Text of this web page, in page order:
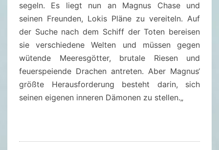
D
A
I
segeln. Es liegt nun an Magnus Chase und
seinen Freunden, Lokis Pläne zu vereiteln. Auf
der Suche nach dem Schiff der Toten bereisen
sie verschiedene Welten und müssen gegen
wütende Meeresgötter, brutale Riesen und
feuerspeiende Drachen antreten. Aber Magnus‘
größte Herausforderung besteht darin, sich
seinen eigenen inneren Dämonen zu stellen.„